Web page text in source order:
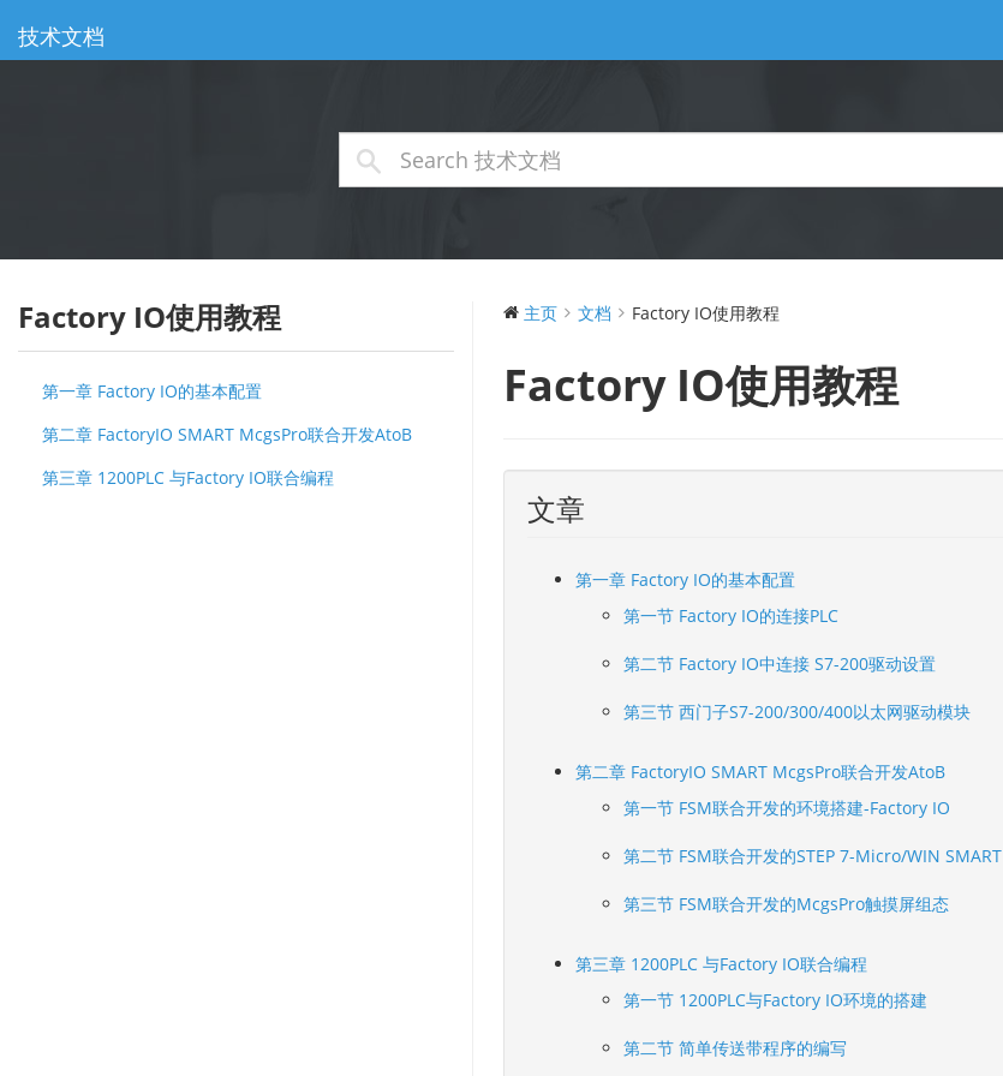
技术文档
Factory IO使用教程
第一章 Factory IO的基本配置
第二章 FactoryIO SMART McgsPro联合开发AtoB
第三章 1200PLC 与Factory IO联合编程
主页 文档 Factory IO使用教程
Factory IO使用教程
文章
第一章 Factory IO的基本配置
第一节 Factory IO的连接PLC
第二节 Factory IO中连接 S7-200驱动设置
第三节 西门子S7-200/300/400以太网驱动模块
第二章 FactoryIO SMART McgsPro联合开发AtoB
第一节 FSM联合开发的环境搭建-Factory IO
第二节 FSM联合开发的STEP 7-Micro/WIN SMART
第三节 FSM联合开发的McgsPro触摸屏组态
第三章 1200PLC 与Factory IO联合编程
第一节 1200PLC与Factory IO环境的搭建
第二节 简单传送带程序的编写